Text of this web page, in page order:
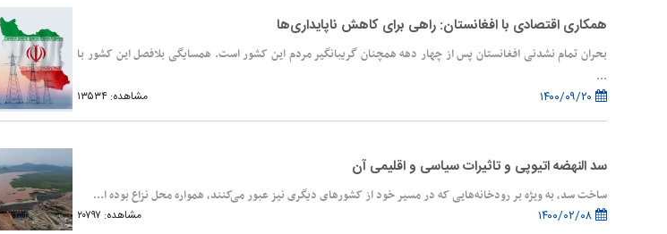
همکاری اقتصادی با افغانستان: راهی برای کاهش ناپایداری‌ها
بحران تمام نشدنی افغانستان پس از چهار دهه همچنان گریبانگیر مردم این کشور است. همسایگی بلافصل این کشور با
...
مشاهده: ۱۳۵۳۴
سد النهضه اتیوپی و تاثیرات سیاسی و اقلیمی آن
ساخت سد، به ویژه بر رودخانه‌هایی که در مسیر خود از کشورهای دیگری نیز عبور می‌کنند، همواره محل نزاع بوده ا...
مشاهده: ۲۰۷۹۷